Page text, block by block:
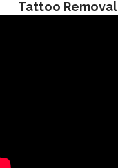
Tattoo Removal